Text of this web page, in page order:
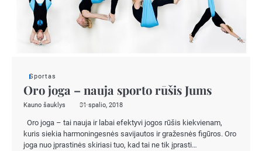
Sportas
Oro joga – nauja sporto rūšis Jums
Kauno šauklys 31 spalio, 2018
Oro joga – tai nauja ir labai efektyvi jogos rūšis kiekvienam,
kuris siekia harmoningesnės savijautos ir gražesnės figūros. Oro
joga nuo įprastinės skiriasi tuo, kad tai ne tik įprasti…